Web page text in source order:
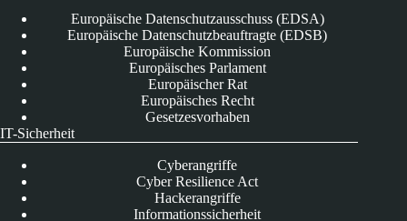
Europäische Datenschutzausschuss (EDSA)
Europäische Datenschutzbeauftragte (EDSB)
Europäische Kommission
Europäisches Parlament
Europäischer Rat
Europäisches Recht
Gesetzesvorhaben
IT-Sicherheit
Cyberangriffe
Cyber Resilience Act
Hackerangriffe
Informationssicherheit